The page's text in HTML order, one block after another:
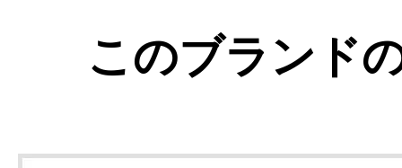
このブランド